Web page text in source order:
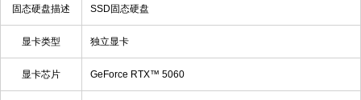
固态硬盘描述 SSD固态硬盘
显卡类型 独立显卡
显卡芯片 GeForce RTX™ 5060